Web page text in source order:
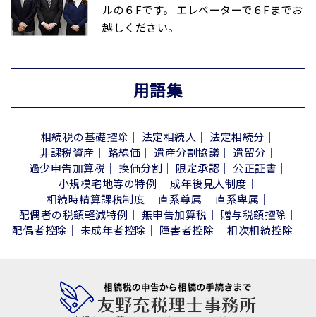
ルの６Fです。 エレベーターで６Fまでお
越しください。
用語集
相続税の基礎控除 法定相続人
法定相続分
非課税資産
路線価 遺産分割協議
遺留分
過少申告加算税
換価分割 限定承認
公正証書
小規模宅地等の特例
成年後見人制度
相続時精算課税制度
直系尊属
直系卑属
配偶者の税額軽減特例
無申告加算税
贈与税額控除
配偶者控除
未成年者控除 障害者控除 相次相続控除